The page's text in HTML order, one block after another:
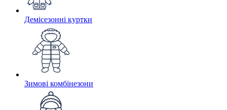
Демісезонні куртки
Зимові комбінезони